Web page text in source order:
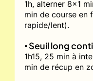
1h, alterner 8x1
min de course en
rapide/lent).
▪️ Seuil long
1h15, 25 min à
min de récup en